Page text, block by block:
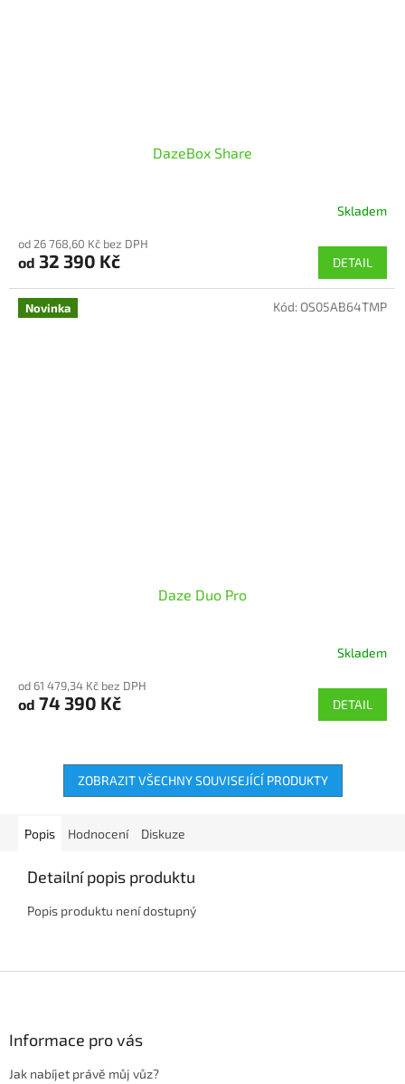
DazeBox Share
Skladem
od 26 768,60 Kč bez DPH
od 32 390 Kč DETAIL
Novinka
Daze Duo Pro
Skladem
od 61 479,34 Kč bez DPH
od 74 390 Kč DETAIL
Kód: OS05AB64TMP
ZOBRAZIT VŠECHNY SOUVISEJÍCÍ PRODUKTY
Popis Hodnocení Diskuze
Detailní popis produktu
Popis produktu není dostupný
Informace pro vás
Jak nabíjet právě můj vůz?